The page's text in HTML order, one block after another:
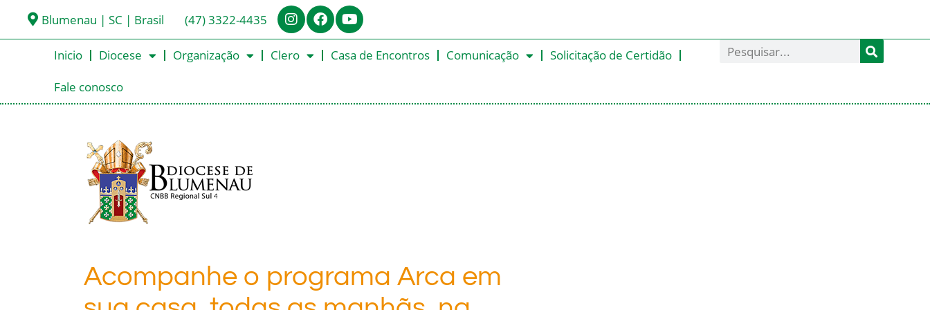
Blumenau | SC | Brasil (47) 3322-4435
Inicio Diocese Organização Clero Casa de Encontros Comunicação
Solicitação de Certidão
Fale conosco
Acompanhe o programa Arca em